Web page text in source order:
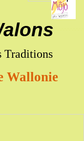
Traditions
Wallonie